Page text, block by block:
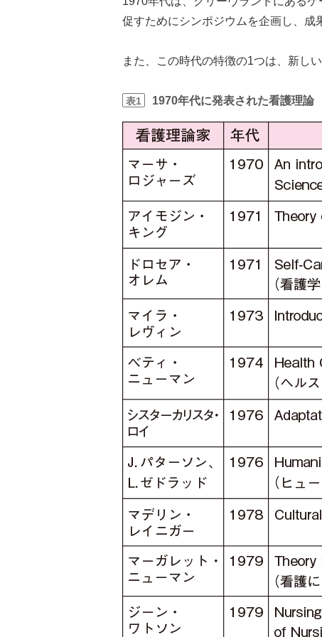
促すためにシンポジウムを企画し、成
また、この時代の特徴の1つは、新し
表1 1970年代に発表された看護理論